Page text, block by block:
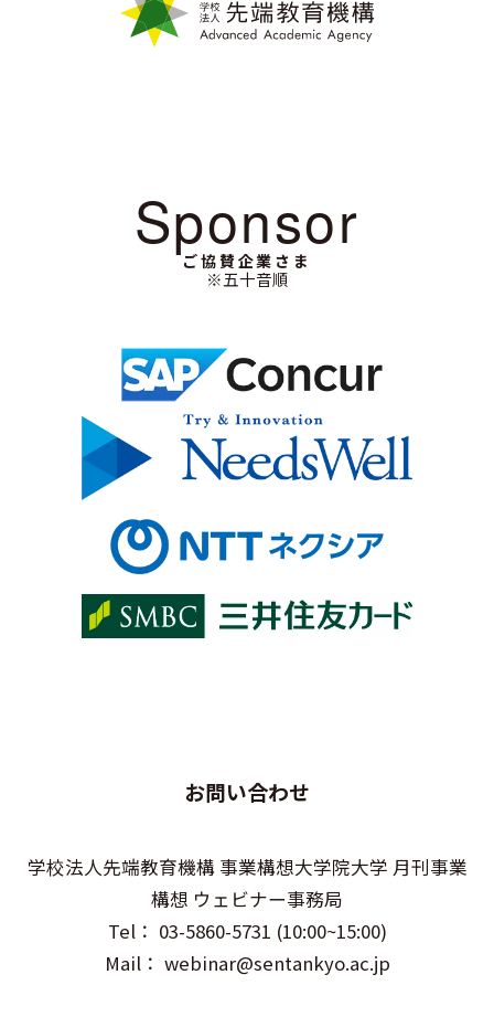
Sponsor
ご協賛企業さま
※五十音順
お問い合わせ
学校法人先端教育機構 事業構想大学院大学 月刊事業
構想 ウェビナー事務局
Tel： 03-5860-5731 (10:00~15:00)
Mail： webinar@sentankyo.ac.jp